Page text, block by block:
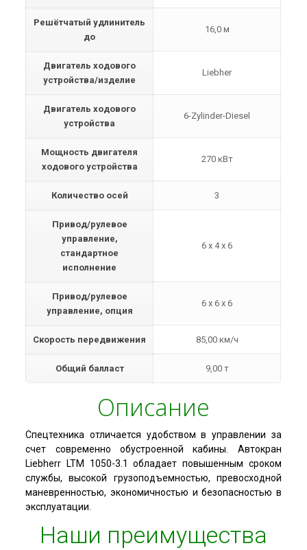
Решётчатый удлинитель
до
16,0 м
Двигатель ходового
устройства/изделие
Liebher
Двигатель ходового
устройства
6-Zylinder-Diesel
Мощность двигателя
ходового устройства
270 кВт
Количество осей 3
Привод/рулевое
управление,
стандартное
исполнение
6 x 4 x 6
Привод/рулевое
управление, опция
6 x 6 x 6
Скорость передвижения 85,00 км/ч
Общий балласт 9,00 т
Описание
Спецтехника отличается удобством в управлении за
счет современно обустроенной кабины. Автокран
Liebherr LTM 1050-3.1 обладает повышенным сроком
службы, высокой грузоподъемностью, превосходной
маневренностью, экономичностью и безопасностью в
эксплуатации.
Наши преимущества